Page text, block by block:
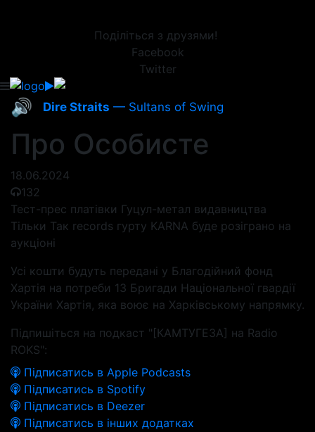
Поділіться з друзями!
Facebook
Twitter
🔊 Dire Straits — Sultans of Swing
Про Особисте
18.06.2024
132
Тест-прес платівки Гуцул-метал видавництва
Тільки Так records гурту KARNA буде розіграно на
аукціоні
Усі кошти будуть передані у Благодійний фонд
Хартія на потреби 13 Бригади Національної гвардії
України Хартія, яка воює на Харківському напрямку.
Підпишіться на подкаст "[КАМТУГЕЗА] на Radio
ROKS":
Підписатись в Apple Podcasts
Підписатись в Spotify
Підписатись в Deezer
Підписатись в інших додатках